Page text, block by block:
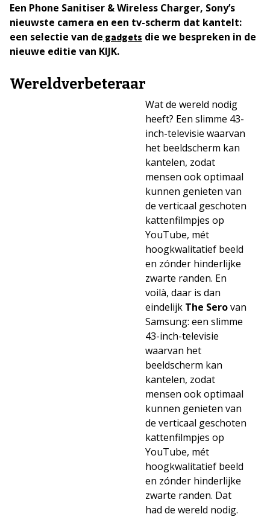
Een Phone Sanitiser & Wireless Charger, Sony’s
nieuwste camera en een tv-scherm dat kantelt:
een selectie van de gadgets die we bespreken in de
nieuwe editie van KIJK.
Wereldverbeteraar
Wat de wereld nodig
heeft? Een slimme 43-
inch-televisie waarvan
het beeldscherm kan
kantelen, zodat
mensen ook optimaal
kunnen genieten van
de verticaal geschoten
kattenfilmpjes op
YouTube, mét
hoogkwalitatief beeld
en zónder hinderlijke
zwarte randen. En
voilà, daar is dan
eindelijk The Serovan
Samsung: een slimme
43-inch-televisie
waarvan het
beeldscherm kan
kantelen, zodat
mensen ook optimaal
kunnen genieten van
de verticaal geschoten
kattenfilmpjes op
YouTube, mét
hoogkwalitatief beeld
en zónder hinderlijke
zwarte randen. Dat
had de wereld nodig.